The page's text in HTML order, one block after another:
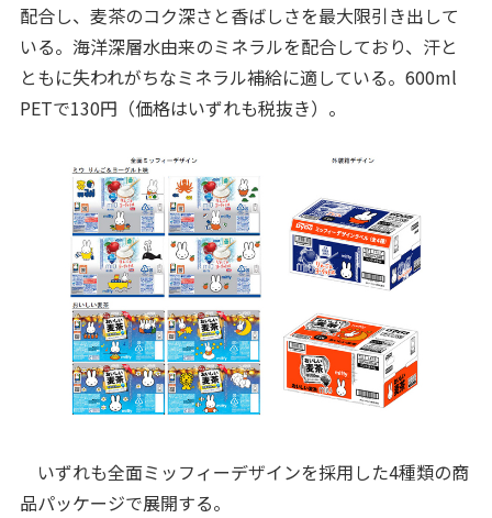
配合し、麦茶のコク深さと香ばしさを最大限引き出して
いる。海洋深層水由来のミネラルを配合しており、汗と
ともに失われがちなミネラル補給に適している。600ml
PETで130円（価格はいずれも税抜き）。
いずれも全面ミッフィーデザインを採用した4種類の商
品パッケージで展開する。